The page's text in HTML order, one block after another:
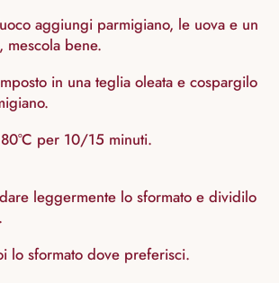
aggiungi parmigiano, le uova e un
mescola bene.
in una teglia oleata e cospargilo
per 10/15 minuti.
leggermente lo sformato e dividilo
lo sformato dove preferisci.